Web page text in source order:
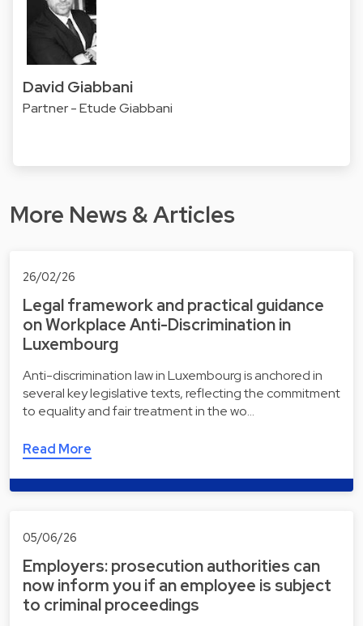
David Giabbani
Partner - Etude Giabbani
More News & Articles
26/02/26
Legal framework and practical guidance
on Workplace Anti-Discrimination in
Luxembourg
Anti-discrimination law in Luxembourg is anchored in
several key legislative texts, reflecting the commitment
to equality and fair treatment in the wo…
Read More
05/06/26
Employers: prosecution authorities can
now inform you if an employee is subject
to criminal proceedings